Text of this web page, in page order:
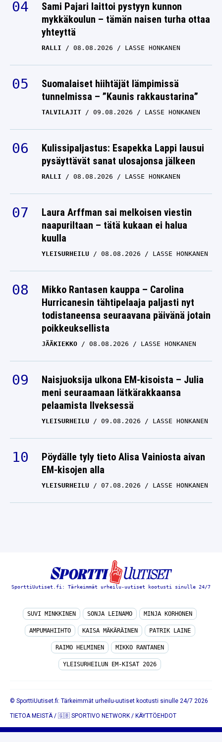
Sami Pajari laittoi pystyyn kunnon
mykkäkoulun – tämän naisen turha ottaa
yhteyttä
RALLI 08.08.2026 LASSE HONKANEN
Suomalaiset hiihtäjät lämpimissä
tunnelmissa – ”Kaunis rakkaustarina”
TALVILAJIT 09.08.2026 LASSE HONKANEN
Kulissipaljastus: Esapekka Lappi lausui
pysäyttävät sanat ulosajonsa jälkeen
RALLI 08.08.2026 LASSE HONKANEN
Laura Arffman sai melkoisen viestin
naapuriltaan – tätä kukaan ei halua
kuulla
YLEISURHEILU 08.08.2026 LASSE HONKANEN
Mikko Rantasen kauppa – Carolina
Hurricanesin tähtipelaaja paljasti nyt
todistaneensa seuraavana päivänä jotain
poikkeuksellista
JÄÄKIEKKO 08.08.2026 LASSE HONKANEN
Naisjuoksija ulkona EM-kisoista – Julia
meni seuraamaan lätkärakkaansa
pelaamista Ilveksessä
YLEISURHEILU 09.08.2026 LASSE HONKANEN
Pöydälle tyly tieto Alisa Vainiosta aivan
EM-kisojen alla
YLEISURHEILU 07.08.2026 LASSE HONKANEN
SporttiUutiset.fi: Tärkeimmät urheilu-uutiset kootusti sinulle 24/7
SUVI MINKKINEN SONJA LEINAMO MINJA KORHONEN
AMPUMAHIIHTO KAISA MÄKÄRÄINEN PATRIK LAINE
RAIMO HELMINEN MIKKO RANTANEN
YLEISURHEILUN EM-KISAT 2026
© SporttiUutiset.fi: Tärkeimmät urheilu-uutiset kootusti sinulle 24/7 2026
TIETOA MEISTÄ/ 🇬🇧 SPORTIVO NETWORK / KÄYTTÖEHDOT